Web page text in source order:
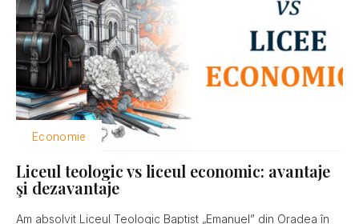
Economie
Liceul teologic vs liceul economic: avantaje
şi dezavantaje
Am absolvit Liceul Teologic Baptist „Emanuel” din Oradea în